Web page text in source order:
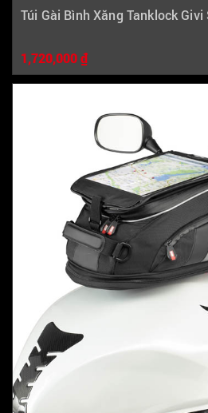
Túi Gài Bình Xăng Tanklock Givi
1,720,000 ₫